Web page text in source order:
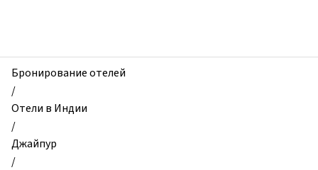
Hotel
Kalyan,
Джайпур,
Индия
Бронирование отелей
/
Отели в Индии
/
Джайпур
/